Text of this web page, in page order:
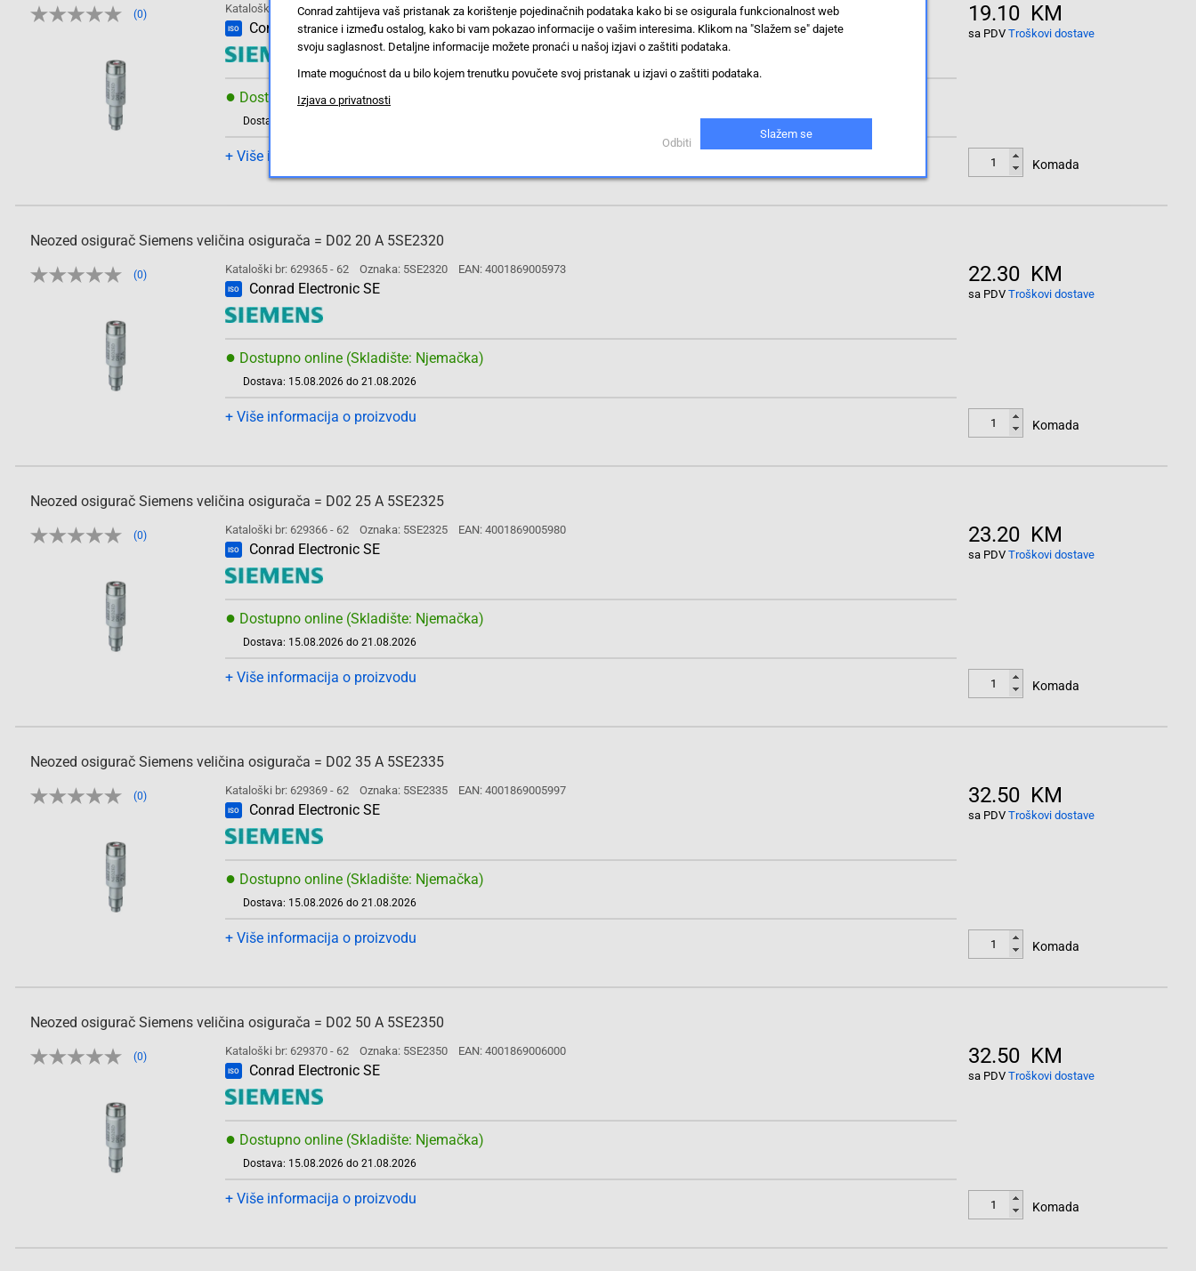
(0) Kataloški br: 629362 - 62 Oznaka: 5SE2306 EAN: 4001869005942
ISO Conrad Electronic SE
● Dostupno online (Skladište: Njemačka)
Dostava: 15.08.2026 do 21.08.2026
+ Više informacija o proizvodu
19.10 KM
sa PDV Troškovi dostave
Komada
Neozed osigurač Siemens veličina osigurača = D02 20 A 5SE2320
(0) Kataloški br: 629365 - 62 Oznaka: 5SE2320 EAN: 4001869005973
ISO Conrad Electronic SE
● Dostupno online (Skladište: Njemačka)
Dostava: 15.08.2026 do 21.08.2026
+ Više informacija o proizvodu
22.30 KM
sa PDV Troškovi dostave
Komada
Neozed osigurač Siemens veličina osigurača = D02 25 A 5SE2325
(0) Kataloški br: 629366 - 62 Oznaka: 5SE2325 EAN: 4001869005980
ISO Conrad Electronic SE
● Dostupno online (Skladište: Njemačka)
Dostava: 15.08.2026 do 21.08.2026
+ Više informacija o proizvodu
23.20 KM
sa PDV Troškovi dostave
Komada
Neozed osigurač Siemens veličina osigurača = D02 35 A 5SE2335
(0) Kataloški br: 629369 - 62 Oznaka: 5SE2335 EAN: 4001869005997
ISO Conrad Electronic SE
● Dostupno online (Skladište: Njemačka)
Dostava: 15.08.2026 do 21.08.2026
+ Više informacija o proizvodu
32.50 KM
sa PDV Troškovi dostave
Komada
Neozed osigurač Siemens veličina osigurača = D02 50 A 5SE2350
(0) Kataloški br: 629370 - 62 Oznaka: 5SE2350 EAN: 4001869006000
ISO Conrad Electronic SE
● Dostupno online (Skladište: Njemačka)
Dostava: 15.08.2026 do 21.08.2026
+ Više informacija o proizvodu
32.50 KM
sa PDV Troškovi dostave
Komada
Conrad zahtijeva vaš pristanak za korištenje pojedinačnih podataka kako bi se osigurala funkcionalnost web
stranice i između ostalog, kako bi vam pokazao informacije o vašim interesima. Klikom na "Slažem se" dajete
svoju saglasnost. Detaljne informacije možete pronaći u našoj izjavi o zaštiti podataka.
Imate mogućnost da u bilo kojem trenutku povučete svoj pristanak u izjavi o zaštiti podataka.
Izjava o privatnosti
Odbiti
Slažem se